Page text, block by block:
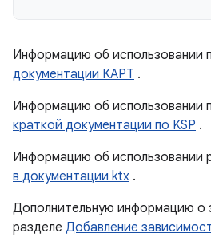
Информацию об использовании
документации KAPT .
Информацию об использовании
краткой документации по KSP .
Информацию об использовании
в документации ktx .
Дополнительную информацию о
разделе Добавление